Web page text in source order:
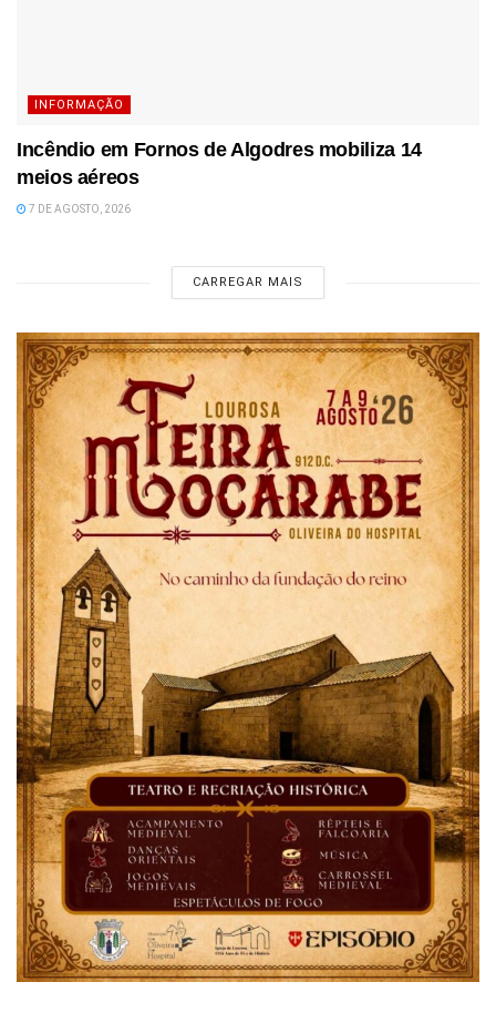
INFORMAÇÃO
Incêndio em Fornos de Algodres mobiliza 14
meios aéreos
7 DE AGOSTO, 2026
CARREGAR MAIS